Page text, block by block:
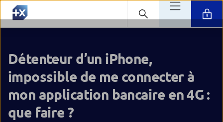
Détenteur d’un iPhone,
impossible de me connecter à
mon application bancaire en 4G :
que faire ?